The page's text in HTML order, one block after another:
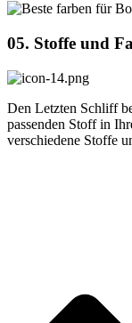
05. Stoffe und
Den Letzten Schliff
passenden Stoff in
verschiedene Stoffe